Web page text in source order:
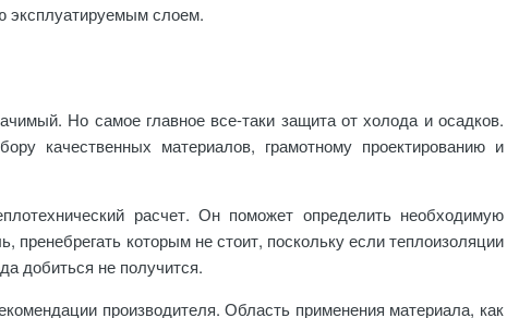
эксплуатируемым слоем.
Но самое главное все-таки защита от холода и осадков.
качественных материалов, грамотному проектированию и
расчет. Он поможет определить необходимую
пренебрегать которым не стоит, поскольку если теплоизоляции
добиться не получится.
производителя. Область применения материала, как